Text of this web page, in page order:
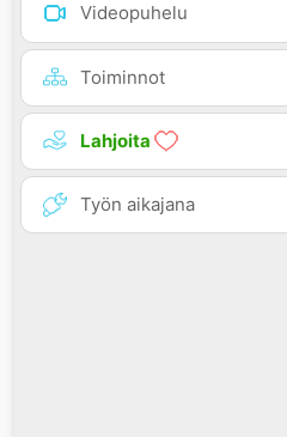
Videopuhelu
Toiminnot
Lahjoita
Työn aikajana